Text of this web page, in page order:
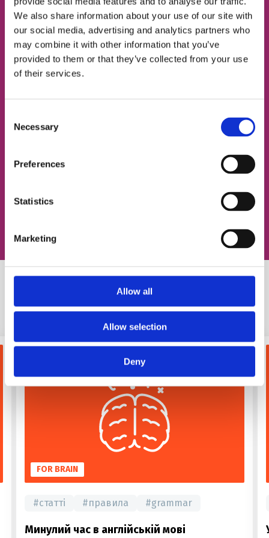
We also share information about your use of our site with
our social media, advertising and analytics partners who
may combine it with other information that you’ve
provided to them or that they’ve collected from your use
of their services.
Selection
Necessary
Preferences
Statistics
Marketing
Allow all
Allow selection
Deny
НОМЕР ТЕЛЕФОНУ
Схожі статті
FOR BRAIN
#статті #правила #grammar
Минулий час в англійській мові